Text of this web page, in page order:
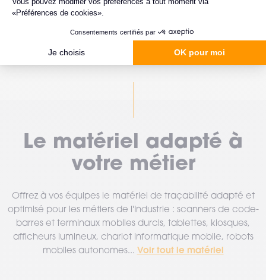
Voir tous les articles
Le matériel adapté à
votre métier
Offrez à vos équipes le matériel de traçabilité adapté et
optimisé pour les métiers de l'Industrie : scanners de code-
barres et terminaux mobiles durcis, tablettes, kiosques,
afficheurs lumineux, chariot informatique mobile, robots
mobiles autonomes... Voir tout le matériel